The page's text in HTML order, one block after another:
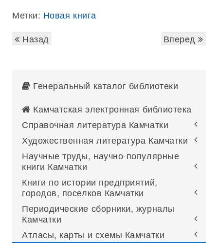
Метки: Новая книга
Назад
Вперед
Генеральный каталог библиотеки
Камчатская электронная библиотека
Справочная литература Камчатки
Художественная литература Камчатки
Научные труды, научно-популярные
книги Камчатки
Книги по истории предприятий,
городов, поселков Камчатки
Периодические сборники, журналы
Камчатки
Атласы, карты и схемы Камчатки